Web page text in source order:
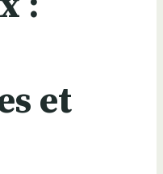
et